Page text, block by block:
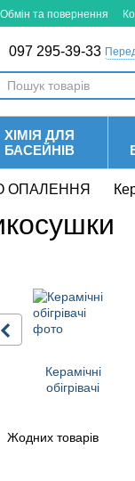
Обмін та повернення
097 295-39-33
ХІМІЯ ДЛЯ
БАСЕЙНІВ
ОПАЛЕННЯ
Керамічні
обігрівачі
Жодних товарів